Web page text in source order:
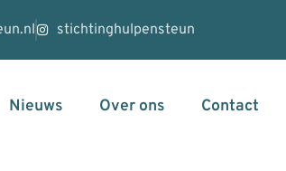
stichtinghulpensteun
Nieuws Over ons Contact